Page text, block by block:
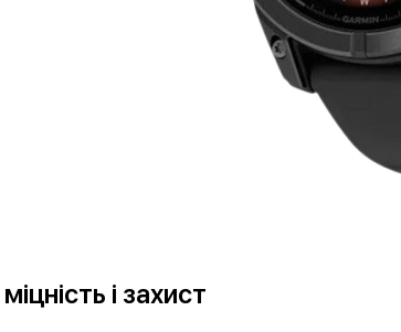
і захист